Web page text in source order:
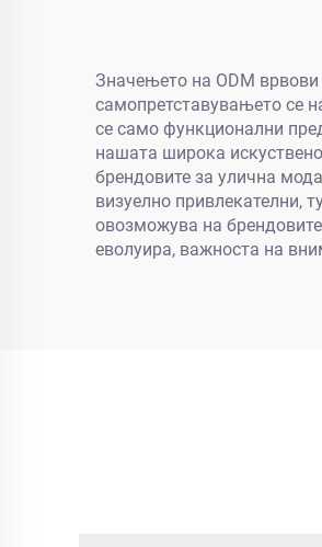
Значењето на ODM
самопретставувањето се
се само функционални
нашата широка
брендовите за улична
визуелно привлекателни,
овозможува на
еволуира, важноста на